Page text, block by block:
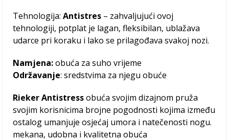
Tehnologija:Antistres – zahvaljujući ovoj
tehnologiji, potplat je lagan, fleksibilan, ublažava
udarce pri koraku i lako se prilagođava svakoj nozi.
Namjena:obuća za suho vrijeme
Održavanje: sredstvima za njegu obuće
Rieker Antistressobuća svojim dizajnom pruža
svojim korisnicima brojne pogodnosti kojima između
ostalog umanjuje osjećaj umora i natečenosti nogu.
mekana, udobna i kvalitetna obuća